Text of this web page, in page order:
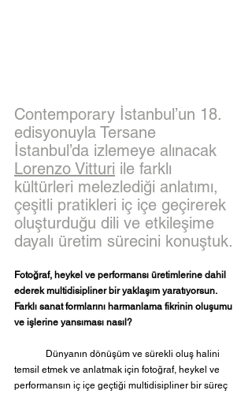
Contemporary İstanbul’un 18.
edisyonuyla Tersane
İstanbul’da izlemeye alınacak
Lorenzo Vitturi ile farklı
kültürleri melezlediği anlatımı,
çeşitli pratikleri iç içe geçirerek
oluşturduğu dili ve etkileşime
dayalı üretim sürecini konuştuk.
Fotoğraf, heykel ve performansı üretimlerine dahil
ederek multidisipliner bir yaklaşım yaratıyorsun.
Farklı sanat formlarını harmanlama fikrinin oluşumu
ve işlerine yansıması nasıl?
temsil etmek ve anlatmak için fotoğraf, heykel ve
performansın iç içe geçtiği multidisipliner bir süreç